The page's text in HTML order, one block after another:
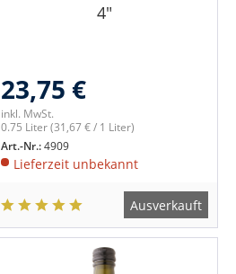
4"
23,75 €
inkl. MwSt.
0.75 Liter(31,67 € / 1 Liter)
Art.-Nr.:4909
Lieferzeit unbekannt
Ausverkauft